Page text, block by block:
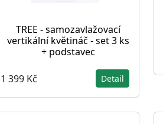
TREE - samozavlažovací
vertikální květináč - set 3 ks
+ podstavec
1 399 Kč Detail